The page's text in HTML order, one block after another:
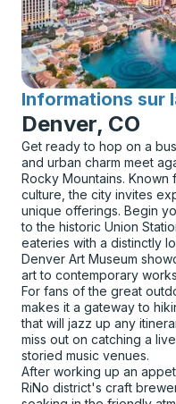
Informations sur
pour
Denver, CO
Get ready to hop on a
and urban charm meet
Rocky Mountains.
culture, the city invites
unique offerings. Begin
to the historic Union
eateries with a distinctly
Denver Art Museum
art to contemporary
For fans of the great
makes it a gateway to
that will jazz up any
miss out on catching a
storied music venues.
After working up an
RiNo district's craft